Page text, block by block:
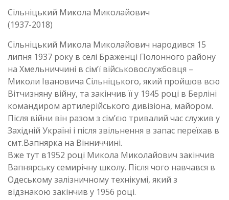
Сільніцький Микола Миколайович
(1937-2018)
Сільніцький Микола Миколайович народився 15
липня 1937 року в селі Браженці Полонного району
на Хмельниччині в сім’ї військовослужбовця –
Миколи Івановича Сільніцького, який пройшов всю
Вітчизняну війну, та закінчив її у 1945 році в Берліні
командиром артилерійського дивізіона, майором.
Після війни він разом з сім’єю тривалий час служив у
Західній Україні і після звільнення в запас переїхав в
смт.Вапнярка на Вінниччині.
Вже тут в1952 році Микола Миколайович закінчив
Вапнярську семирічну школу. Після чого навчався в
Одеському залізничному технікумі, який з
відзнакою закінчив у 1956 році.